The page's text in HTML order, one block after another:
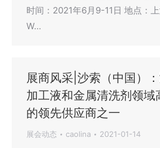
时间：2021年6月9-11日 地点：
W…
展商风采|沙索（中国）
加工液和金属清洗剂领域
的领先供应商之一
展会动态 caolina 2021-01-14